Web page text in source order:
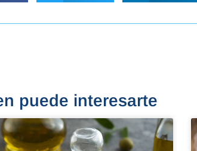
puede interesarte